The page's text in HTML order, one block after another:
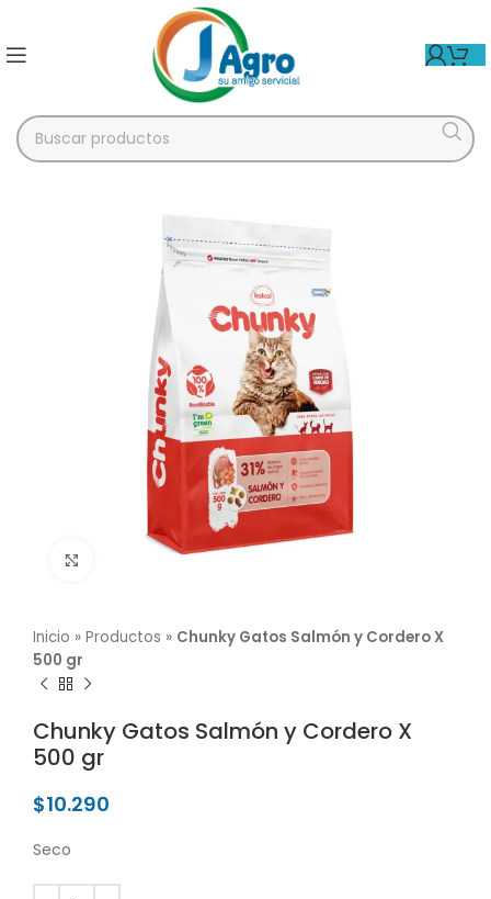
Click para agrandar
Inicio » Productos » Chunky Gatos Salmón y Cordero X
500 gr
Chunky Gatos Salmón y Cordero X
500 gr
$10.290
Seco